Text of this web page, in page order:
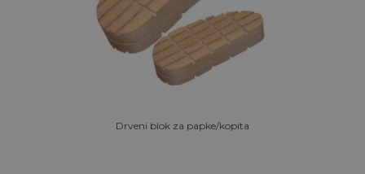
Drveni blok za papke/kopita